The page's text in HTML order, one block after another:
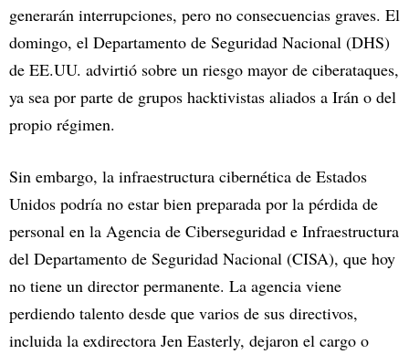
generarán interrupciones, pero no consecuencias graves. El
domingo, el Departamento de Seguridad Nacional (DHS)
de EE.UU. advirtió sobre un riesgo mayor de ciberataques,
ya sea por parte de grupos hacktivistas aliados a Irán o del
propio régimen.
Sin embargo, la infraestructura cibernética de Estados
Unidos podría no estar bien preparada por la pérdida de
personal en la Agencia de Ciberseguridad e Infraestructura
del Departamento de Seguridad Nacional (CISA), que hoy
no tiene un director permanente. La agencia viene
perdiendo talento desde que varios de sus directivos,
incluida la exdirectora Jen Easterly, dejaron el cargo o